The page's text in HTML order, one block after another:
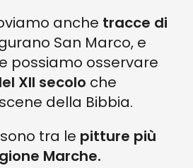
anche tracce di
San Marco, e
possiamo osservare
XII secolo che
della Bibbia.
tra le pitture più
Marche.